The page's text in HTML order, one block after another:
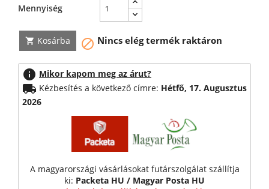
Mennyiség
 Kosárba  Nincs elég termék raktáron
info Mikor kapom meg az árut?
local_shipping Kézbesítés a következő címre: Hétfő, 17. Augusztus
2026
A magyarországi vásárlásokat futárszolgálat szállítja
ki: Packeta HU / Magyar Posta HU